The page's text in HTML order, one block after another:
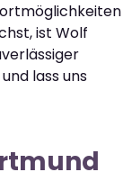
ist Wolf
lass uns